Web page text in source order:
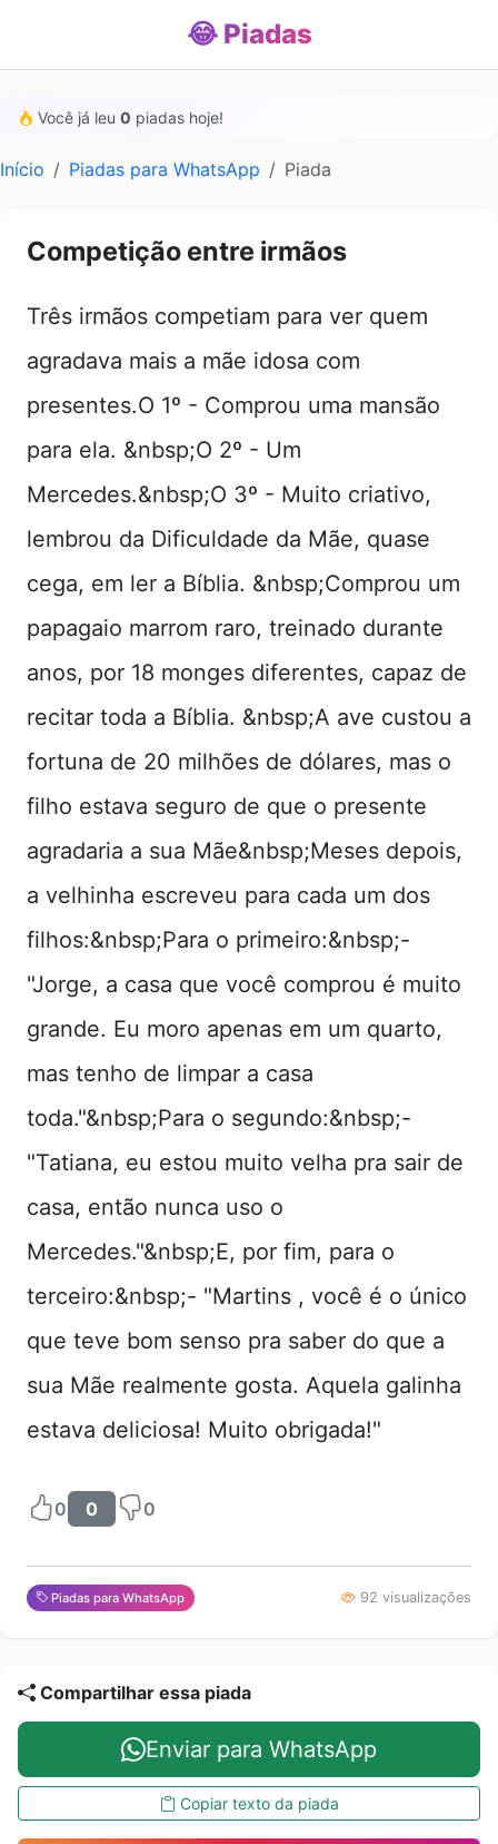
😂 Piadas
Você já leu 0 piadas hoje!
Início Piadas para WhatsApp Piada
Competição entre irmãos
Três irmãos competiam para ver quem
agradava mais a mãe idosa com
presentes.O 1º - Comprou uma mansão
para ela. &nbsp;O 2º - Um
Mercedes.&nbsp;O 3º - Muito criativo,
lembrou da Dificuldade da Mãe, quase
cega, em ler a Bíblia. &nbsp;Comprou um
papagaio marrom raro, treinado durante
anos, por 18 monges diferentes, capaz de
recitar toda a Bíblia. &nbsp;A ave custou a
fortuna de 20 milhões de dólares, mas o
filho estava seguro de que o presente
agradaria a sua Mãe&nbsp;Meses depois,
a velhinha escreveu para cada um dos
filhos:&nbsp;Para o primeiro:&nbsp;-
"Jorge, a casa que você comprou é muito
grande. Eu moro apenas em um quarto,
mas tenho de limpar a casa
toda."&nbsp;Para o segundo:&nbsp;-
"Tatiana, eu estou muito velha pra sair de
casa, então nunca uso o
Mercedes."&nbsp;E, por fim, para o
terceiro:&nbsp;- "Martins , você é o único
que teve bom senso pra saber do que a
sua Mãe realmente gosta. Aquela galinha
estava deliciosa! Muito obrigada!"
0 0 0
Piadas para WhatsApp 92 visualizações
Compartilhar essa piada
Enviar para WhatsApp
Copiar texto da piada